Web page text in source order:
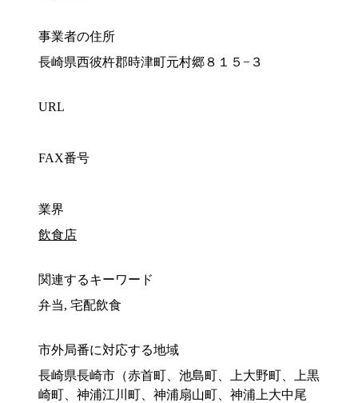
事業者の住所
長崎県西彼杵郡時津町元村郷８１５−３
URL
FAX番号
業界
飲食店
関連するキーワード
弁当, 宅配飲食
市外局番に対応する地域
長崎県長崎市（赤首町、池島町、上大野町、上黒
崎町、神浦江川町、神浦扇山町、神浦上大中尾